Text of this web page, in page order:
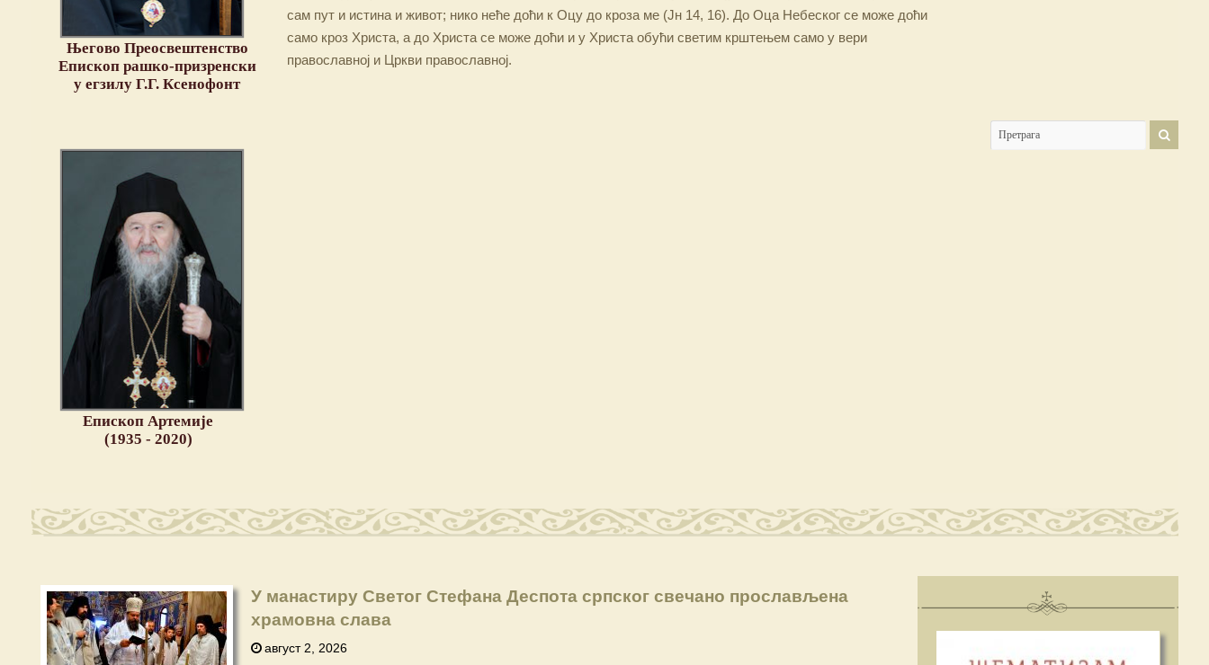
Његово Преосвештенство
Епископ рашко-призренски
у егзилу Г.Г. Ксенофонт
сам пут и истина и живот; нико неће доћи к Оцу до кроза ме (Јн 14, 16). До Оца Небеског се може доћи
само кроз Христа, а до Христа се може доћи и у Христа обући светим крштењем само у вери
православној и Цркви православној.
Епископ Артемије
(1935 - 2020)
У манастиру Светог Стефана Деспота српског свечано прослављена
храмовна слава
август 2, 2026